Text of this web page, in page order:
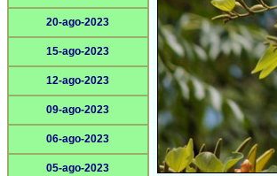
20-ago-2023
15-ago-2023
12-ago-2023
09-ago-2023
06-ago-2023
05-ago-2023